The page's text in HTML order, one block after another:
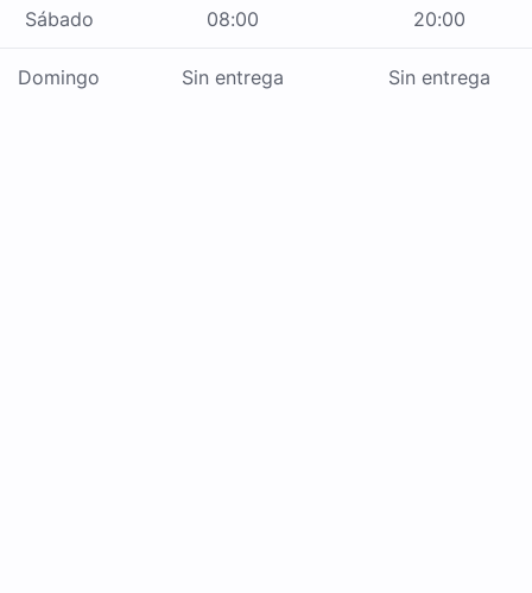
Sábado 08:00 20:00
Domingo Sin entrega Sin entrega